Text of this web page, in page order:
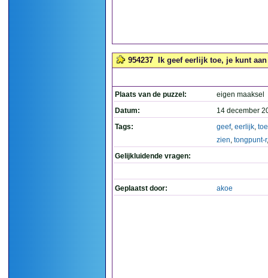
954237 Ik geef eerlijk toe, je kunt
Plaats van de puzzel:
eigen maaksel
Datum:
14 december
Tags:
geef, eerlijk, toe
zien, tongpunt-r
Gelijkluidende vragen:
Geplaatst door: akoe